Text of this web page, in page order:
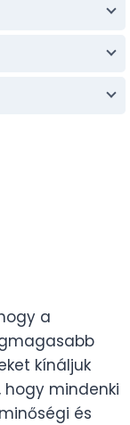
a
kínáljuk
hogy mindenki
és